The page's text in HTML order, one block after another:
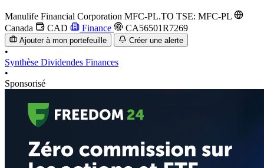
Manulife Financial Corporation MFC-PL.TO TSE: MFC-PL
Canada
CAD Finance CA56501R7269
Ajouter à mon portefeuille Créer une alerte
•
Synthèse Dividendes Finances
•
Sponsorisé